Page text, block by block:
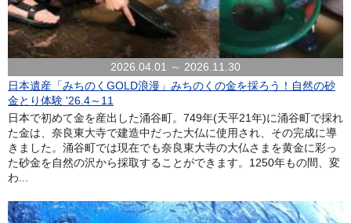
2026.04.01 ～ 2026.11.30
日本遺産「みちのくGOLD浪漫」みちのくの金を採ろう！自然の砂
金とり体験 '26.4～11
日本で初めて金を産出した涌谷町。749年(天平21年)に涌谷町で採れ
た金は、奈良東大寺で建造中だった大仏に使用され、その完成に導
きました。涌谷町では現在でも奈良東大寺の大仏さまを黄金に彩っ
た砂金を自然の沢から採取することができます。1250年もの間、変
わ...